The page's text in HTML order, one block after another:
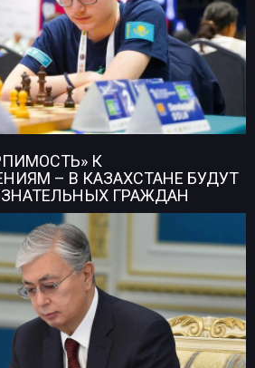
К
– В КАЗАХСТАНЕ БУДУТ
ГРАЖДАН